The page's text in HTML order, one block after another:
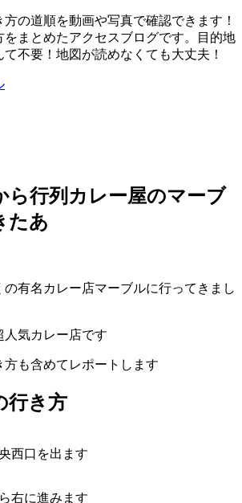
の道順を動画や写真で確認できます！
をまとめたアクセスブログです。目的地
不要！地図が読めなくても大丈夫！
ら行列カレー屋のマーブ
たあ
有名カレー店マーブルに行ってきまし
気カレー店です
も含めてレポートします
行き方
西口を出ます
右に進みます